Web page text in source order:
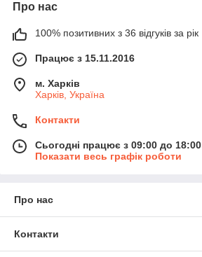
Про нас
100% позитивних з 36 відгуків за рік
Працює з 15.11.2016
м. Харків
Харків, Україна
Контакти
Сьогодні працює з 09:00 до 18:00
Показати весь графік роботи
Про нас
Контакти